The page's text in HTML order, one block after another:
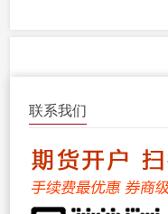
联系我们